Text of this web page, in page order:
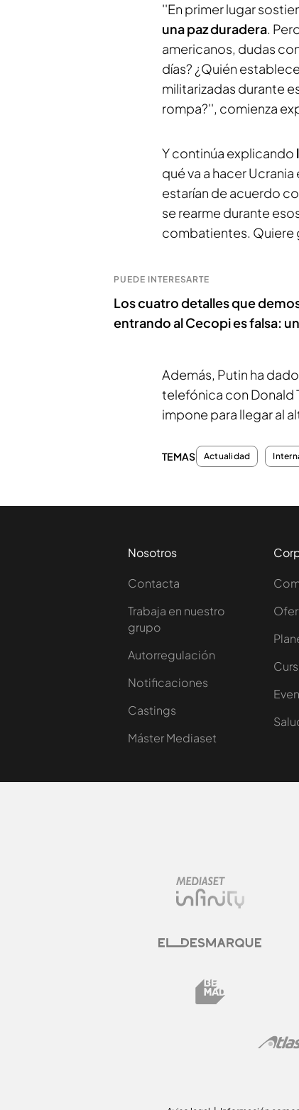
''En primer lugar
una paz duradera.
americanos, dudas
días? ¿Quién
militarizadas durante
rompa?'', comienza
Y continúa explicando
qué va a hacer
estarían de acuerdo
se rearme durante
combatientes. Quiere
PUEDE INTERESARTE
Los cuatro detalles que
entrando al Cecopi es falsa:
Además, Putin ha
telefónica con Donald
impone para llegar al
TEMAS Actualidad
Nosotros
Contacta
Trabaja en nuestro
grupo
Autorregulación
Notificaciones
Castings
Máster Mediaset